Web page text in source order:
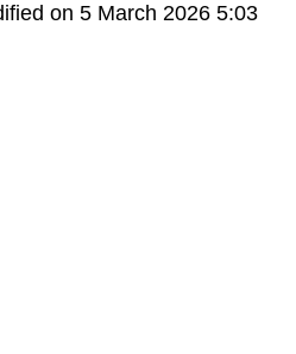
on 5 March 2026 5:03